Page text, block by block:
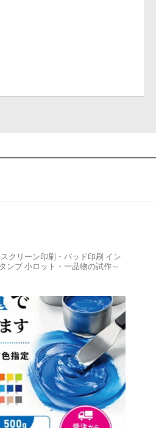
クリーン印刷・パッド印刷 イン
ンプ小ロット・一品物の試作～